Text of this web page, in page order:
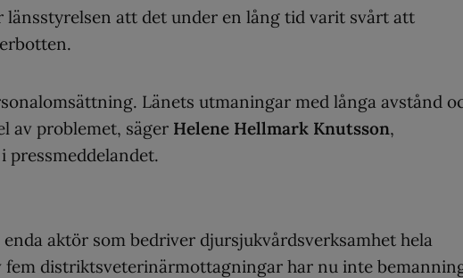
länsstyrelsen att det under en lång tid varit svårt att
Länets utmaningar med långa avstånd
av problemet, säger Helene Hellmark Knutsson,
pressmeddelandet.
aktör som bedriver djursjukvårdsverksamhet hela
fem distriktsveterinärmottagningar har nu inte